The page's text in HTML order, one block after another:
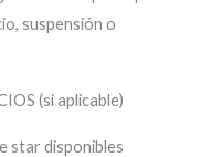
suspensión o
(si aplicable)
star disponibles